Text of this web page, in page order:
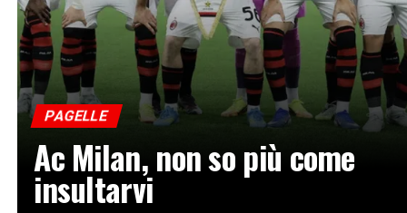
PAGELLE
Ac Milan, non so più come
insultarvi